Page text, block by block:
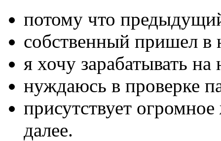
потому что
собственный пришел в
я хочу зарабатывать
нуждаюсь в проверке
присутствует
далее.